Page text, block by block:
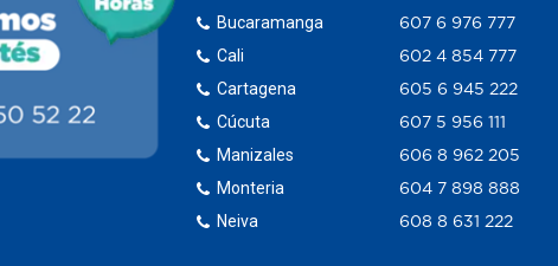
Bucaramanga
Cali
Cartagena
Cúcuta
Manizales
Monteria
Neiva
607 6 976 777
602 4 854 777
605 6 945 222
607 5 956 111
606 8 962 205
604 7 898 888
608 8 631 222